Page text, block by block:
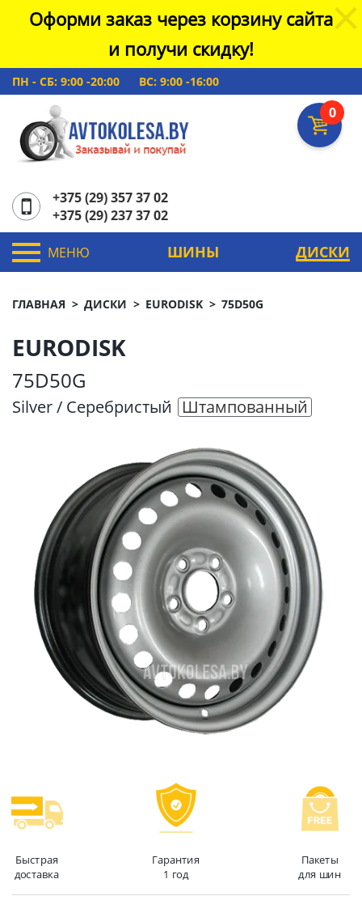
Оформи заказ через корзину сайта
и получи скидку!
ПН - СБ: 9:00 -20:00 ВС: 9:00 -16:00
0
+375 (29) 357 37 02
+375 (29) 237 37 02
МЕНЮ ШИНЫ ДИСКИ
ГЛАВНАЯ ДИСКИ EURODISK 75D50G
EURODISK
75D50G
Silver / Серебристый Штампованный
Быстрая
доставка
Гарантия
1 год
Пакеты
для шин